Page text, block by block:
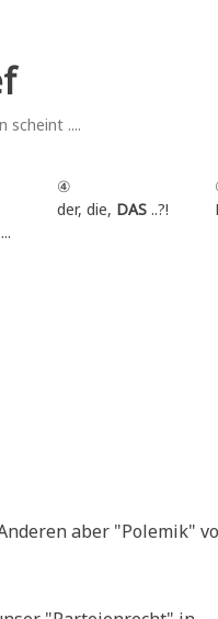
scheint ....
④
der, die, DAS..?!
aber "Pole­mik"